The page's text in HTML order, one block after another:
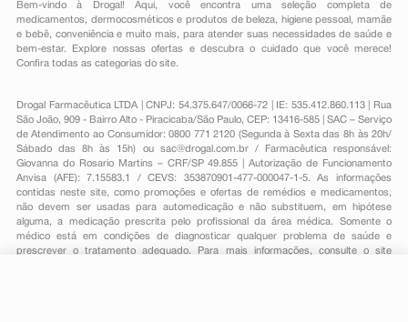
Bem-vindo à Drogal! Aqui, você encontra uma seleção completa de
medicamentos , dermocosméticos e produtos de beleza, higiene pessoal ,mamãe
e bebê, conveniênciae muito mais, para atender suas necessidades de saúde e
bem-estar. Explore nossas ofertas e descubra o cuidado que você merece!
Confira todas as categorias do site.
Drogal Farmacêutica LTDA | CNPJ: 54.375.647/0066-72 | IE: 535.412.860.113 | Rua
São João, 909 - Bairro Alto - Piracicaba/São Paulo, CEP: 13416-585 | SAC – Serviço
de Atendimento ao Consumidor: 0800 771 2120 (Segunda à Sexta das 8h às 20h/
Sábado das 8h às 15h) ou sac@drogal.com.br/ Farmacêutica responsável:
Giovanna do Rosario Martins – CRF/SP 49.855 | Autorização de Funcionamento
Anvisa (AFE): 7.15583.1 / CEVS: 353870901-477-000047-1-5. As informações
contidas neste site, como promoções e ofertas de remédios e medicamentos,
não devem ser usadas para automedicação e não substituem, em hipótese
alguma, a medicação prescrita pelo profissional da área médica. Somente o
médico está em condições de diagnosticar qualquer problema de saúde e
prescrever o tratamento adequado. Para mais informações, consulte o site